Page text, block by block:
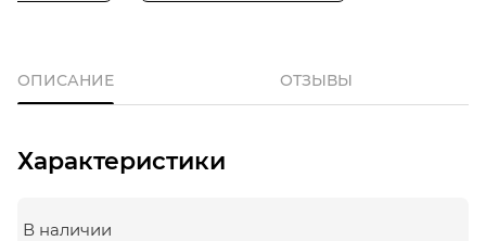
ОПИСАНИЕ ОТЗЫВЫ
Характеристики
В наличии